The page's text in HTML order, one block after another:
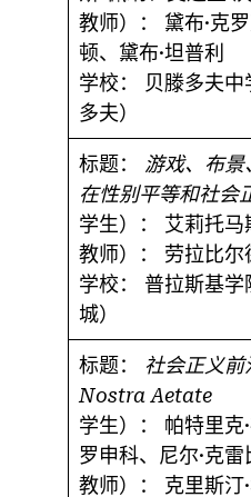
教师）：
黛布·克
顿、黛布·坦普利
学校：
贝滕多夫
多夫）
标题：
游戏、布
在性别平等和社会
学生）：
艾莉托马
教师）：
劳拉比尔
学校：
普拉斯基学
城）
标题：
社会正义前
Nostra Aetate
学生）：
帕特里克
罗申科、尼尔·克
教师）：
克里斯汀